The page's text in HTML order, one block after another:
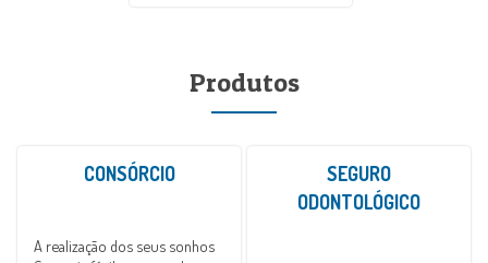
Produtos
CONSÓRCIO
A realização dos seus sonhos
SEGURO
ODONTOLÓGICO